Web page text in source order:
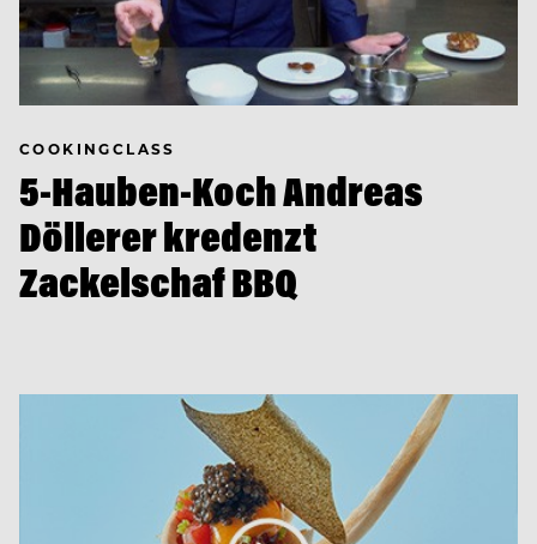
COOKINGCLASS
5-Hauben-Koch Andreas
Döllerer kredenzt
Zackelschaf BBQ